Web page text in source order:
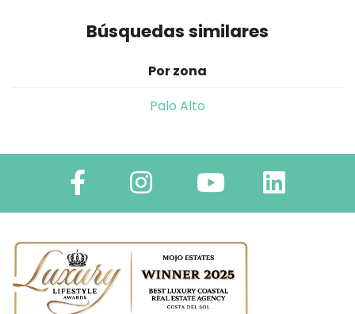
Búsquedas similares
Por zona
Palo Alto